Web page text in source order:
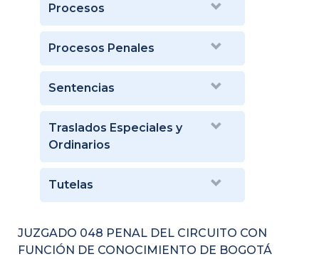
Procesos
Procesos Penales
Sentencias
Traslados Especiales y
Ordinarios
Tutelas
JUZGADO 048 PENAL DEL CIRCUITO CON
FUNCIÓN DE CONOCIMIENTO DE BOGOTÁ